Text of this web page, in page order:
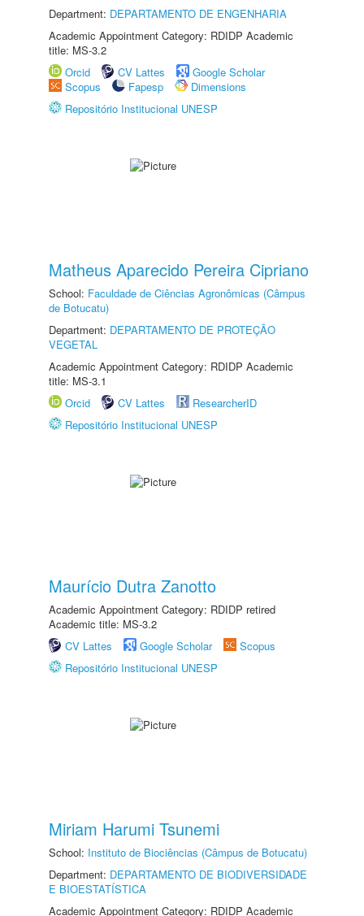
Department: DEPARTAMENTO DE ENGENHARIA
Academic Appointment Category: RDIDP Academic
title: MS-3.2
Orcid
CV Lattes
Google Scholar
Scopus
Fapesp
Dimensions
Repositório Institucional UNESP
Matheus Aparecido Pereira Cipriano
School: Faculdade de Ciências Agronômicas (Câmpus
de Botucatu)
Department: DEPARTAMENTO DE PROTEÇÃO
VEGETAL
Academic Appointment Category: RDIDP Academic
title: MS-3.1
Orcid
CV Lattes
ResearcherID
Repositório Institucional UNESP
Maurício Dutra Zanotto
Academic Appointment Category: RDIDP retired
Academic title: MS-3.2
CV Lattes
Google Scholar
Scopus
Repositório Institucional UNESP
Miriam Harumi Tsunemi
School: Instituto de Biociências (Câmpus de Botucatu)
Department: DEPARTAMENTO DE BIODIVERSIDADE
E BIOESTATÍSTICA
Academic Appointment Category: RDIDP Academic